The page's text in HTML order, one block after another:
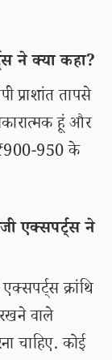
ने क्या कहा?
प्राशांत तापसे
हूं और
950 के
एक्सपर्ट्स ने
क्रांथि
वाले
चाहिए. कोई